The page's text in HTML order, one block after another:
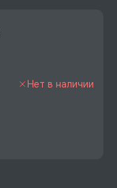
Нет в наличии